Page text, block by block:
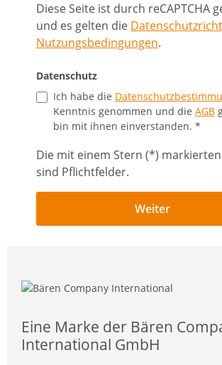
Diese Seite ist durch reCAPTCHA
und es gelten die
Nutzungsbedingungen.
Datenschutz
Ich habe die
Kenntnis genommen und die AGB
bin mit ihnen einverstanden. *
Die mit einem Stern (*)
sind Pflichtfelder.
Weiter
Eine Marke der Bären
International GmbH